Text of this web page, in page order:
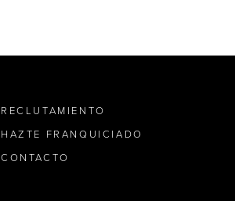
RECLUTAMIENTO
HAZTE FRANQUICIADO
CONTACTO